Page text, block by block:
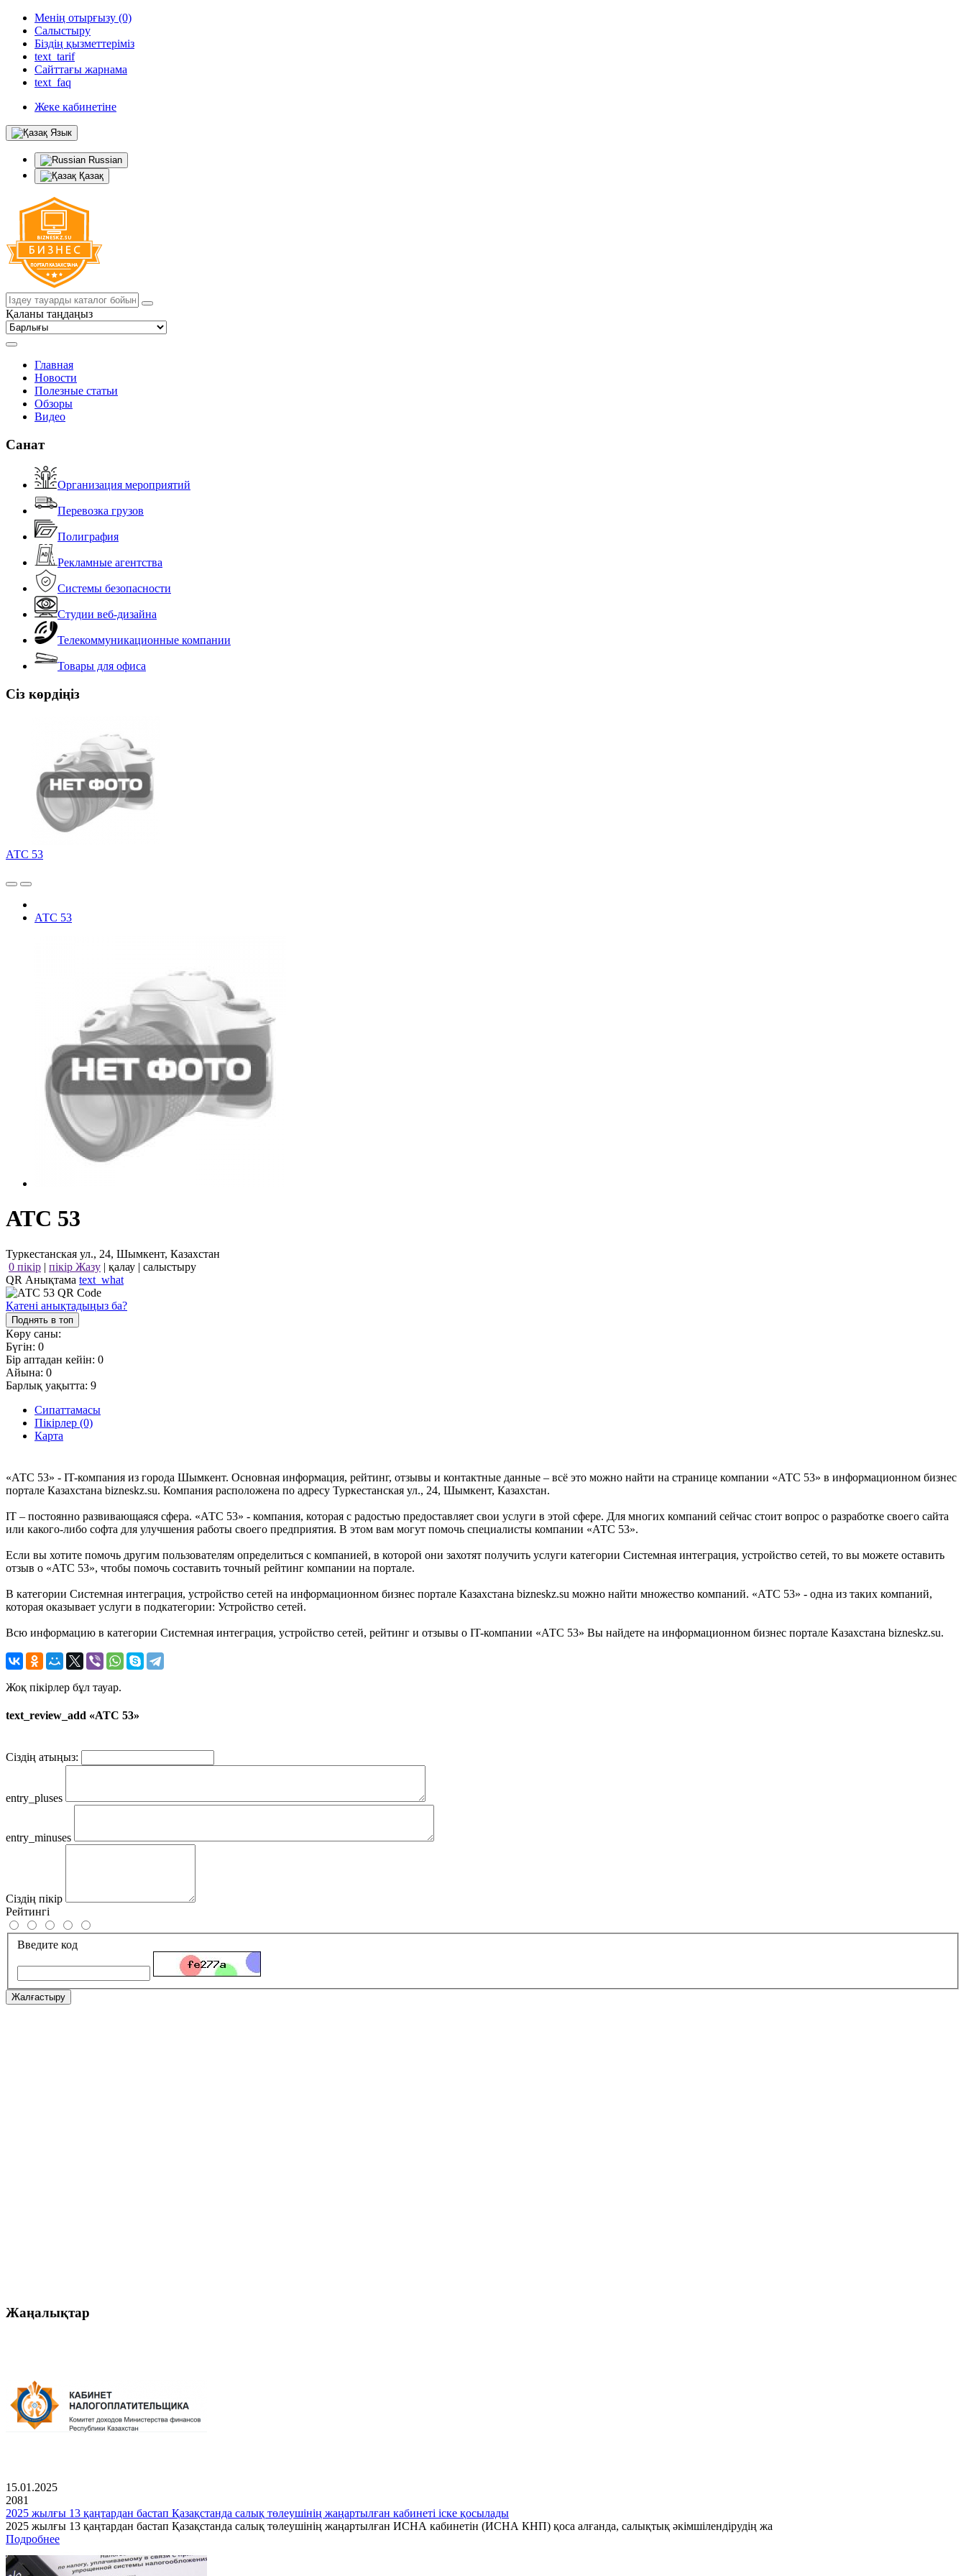
Менің отырғызу (0)
Салыстыру
Біздің қызметтеріміз
text_tarif
Сайттағы жарнама
text_faq
Жеке кабинетіне
Язык
Russian
Қазақ
Қаланы таңдаңыз
Главная
Новости
Полезные статьи
Обзоры
Видео
Санат
Организация мероприятий
Перевозка грузов
Полиграфия
Рекламные агентства
Системы безопасности
Студии веб-дизайна
Телекоммуникационные компании
Товары для офиса
Сіз көрдіңіз
АТС 53
АТС 53
АТС 53
Туркестанская ул., 24, Шымкент, Казахстан
0 пікір | пікір Жазу | қалау | салыстыру
QR Анықтама text_what
Қатені анықтадыңыз ба?
Поднять в топ
Көру саны:
Бүгін: 0
Бір аптадан кейін: 0
Айына: 0
Барлық уақытта: 9
Сипаттамасы
Пікірлер (0)
Карта
«АТС 53» - IT-компания из города Шымкент. Основная информация, рейтинг, отзывы и контактные данные – всё это можно найти на странице компании «АТС 53» в информационном бизнес
портале Казахстана bizneskz.su. Компания расположена по адресу Туркестанская ул., 24, Шымкент, Казахстан.
IT – постоянно развивающаяся сфера. «АТС 53» - компания, которая с радостью предоставляет свои услуги в этой сфере. Для многих компаний сейчас стоит вопрос о разработке своего сайта
или какого-либо софта для улучшения работы своего предприятия. В этом вам могут помочь специалисты компании «АТС 53».
Если вы хотите помочь другим пользователям определиться с компанией, в которой они захотят получить услуги категории Системная интеграция, устройство сетей, то вы можете оставить
отзыв о «АТС 53», чтобы помочь составить точный рейтинг компании на портале.
В категории Системная интеграция, устройство сетей на информационном бизнес портале Казахстана bizneskz.su можно найти множество компаний. «АТС 53» - одна из таких компаний,
которая оказывает услуги в подкатегории: Устройство сетей.
Всю информацию в категории Системная интеграция, устройство сетей, рейтинг и отзывы о IT-компании «АТС 53» Вы найдете на информационном бизнес портале Казахстана bizneskz.su.
Жоқ пікірлер бұл тауар.
text_review_add «АТС 53»
Сіздің атыңыз:
entry_pluses
entry_minuses
Сіздің пікір
Рейтингі
Введите код
Жалғастыру
Жаңалықтар
15.01.2025
2081
2025 жылғы 13 қаңтардан бастап Қазақстанда салық төлеушінің жаңартылған кабинеті іске қосылады
2025 жылғы 13 қаңтардан бастап Қазақстанда салық төлеушінің жаңартылған ИСНА кабинетін (ИСНА КНП) қоса алғанда, салықтық әкімшілендірудің жа
Подробнее